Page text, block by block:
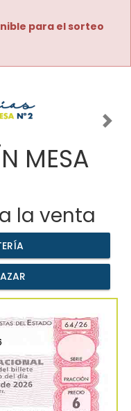
para el sorteo
MESA
la venta